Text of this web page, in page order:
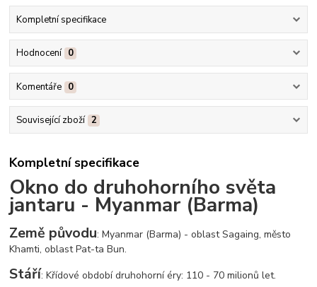
Kompletní specifikace
Hodnocení 0
Komentáře 0
Související zboží 2
Kompletní specifikace
Okno do druhohorního světa
jantaru - Myanmar (Barma)
Země původu: Myanmar (Barma) - oblast Sagaing, město
Khamti, oblast Pat-ta Bun.
Stáří: Křídové období druhohorní éry: 110 - 70 milionů let.